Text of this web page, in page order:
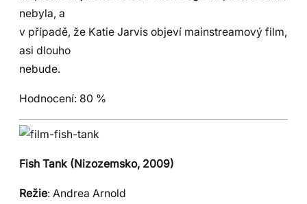
nebyla, a
v případě, že Katie Jarvis objeví mainstreamový film,
asi dlouho
nebude.
Hodnocení: 80 %
Fish Tank (Nizozemsko, 2009)
Režie: Andrea Arnold